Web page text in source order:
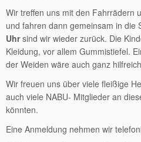
Wir treffen uns mit den Fahrrädern
und fahren dann gemeinsam in die
Uhrsind wir wieder zurück. Die
Kleidung, vor allem Gummistiefel.
der Weiden wäre auch ganz
Wir freuen uns über viele fleißige
auch viele NABU- Mitglieder an
könnten.
Eine Anmeldung nehmen wir